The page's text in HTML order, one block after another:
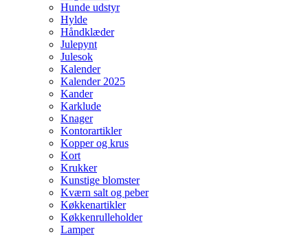
Hunde udstyr
Hylde
Håndklæder
Julepynt
Julesok
Kalender
Kalender 2025
Kander
Karklude
Knager
Kontorartikler
Kopper og krus
Kort
Krukker
Kunstige blomster
Kværn salt og peber
Køkkenartikler
Køkkenrulleholder
Lamper